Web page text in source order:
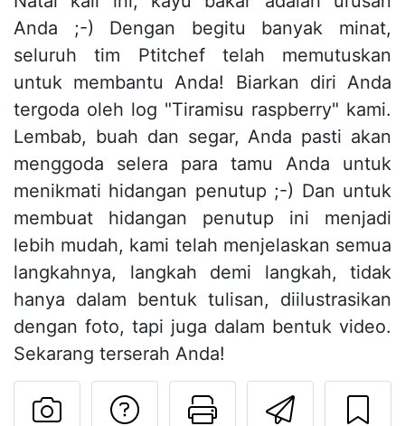
Anda ;-) Dengan begitu banyak minat,
seluruh tim Ptitchef telah memutuskan
untuk membantu Anda! Biarkan diri Anda
tergoda oleh log "Tiramisu raspberry" kami.
Lembab, buah dan segar, Anda pasti akan
menggoda selera para tamu Anda untuk
menikmati hidangan penutup ;-) Dan untuk
membuat hidangan penutup ini menjadi
lebih mudah, kami telah menjelaskan semua
langkahnya, langkah demi langkah, tidak
hanya dalam bentuk tulisan, diilustrasikan
dengan foto, tapi juga dalam bentuk video.
Sekarang terserah Anda!
Kirim
Cetak
Mengajukan